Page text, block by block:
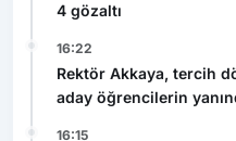
4 gözaltı
16:22
Rektör Akkaya, tercih
aday öğrencilerin
16:15